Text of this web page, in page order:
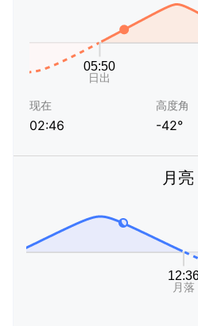
现在
02:46
高度角
-42°
月亮